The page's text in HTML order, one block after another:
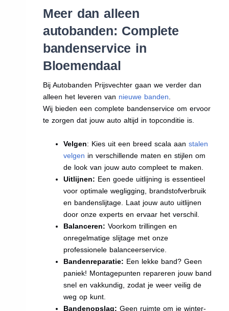
Meer dan alleen
autobanden: Complete
bandenservice in
Bloemendaal
Bij Autobanden Prijsvechter gaan we verder dan
alleen het leveren van nieuwe banden.
Wij bieden een complete bandenservice om ervoor
te zorgen dat jouw auto altijd in topconditie is.
Velgen: Kies uit een breed scala aan stalen
velgen in verschillende maten en stijlen om
de look van jouw auto compleet te maken.
Uitlijnen: Een goede uitlijning is essentieel
voor optimale wegligging, brandstofverbruik
en bandenslijtage. Laat jouw auto uitlijnen
door onze experts en ervaar het verschil.
Balanceren: Voorkom trillingen en
onregelmatige slijtage met onze
professionele balanceerservice.
Bandenreparatie: Een lekke band? Geen
paniek! Montagepunten repareren jouw band
snel en vakkundig, zodat je weer veilig de
weg op kunt.
Bandenopslag: Geen ruimte om je winter-